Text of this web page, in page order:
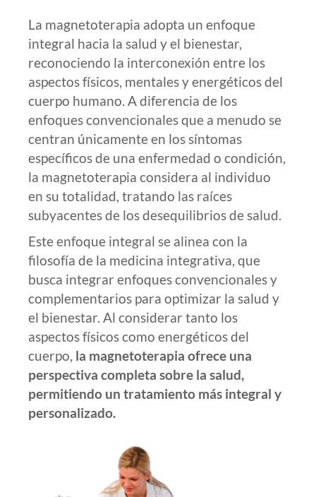
La magnetoterapia adopta un enfoque
integral hacia la salud y el bienestar,
reconociendo la interconexión entre los
aspectos físicos, mentales y energéticos del
cuerpo humano. A diferencia de los
enfoques convencionales que a menudo se
centran únicamente en los síntomas
específicos de una enfermedad o condición,
la magnetoterapia considera al individuo
en su totalidad, tratando las raíces
subyacentes de los desequilibrios de salud.
Este enfoque integral se alinea con la
filosofía de la medicina integrativa, que
busca integrar enfoques convencionales y
complementarios para optimizar la salud y
el bienestar. Al considerar tanto los
aspectos físicos como energéticos del
cuerpo, la magnetoterapia ofrece una
perspectiva completa sobre la salud,
permitiendo un tratamiento más integral y
personalizado.